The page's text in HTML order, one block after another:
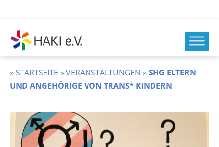
Inhalt
springen
HAKI
e.v.
»STARTSEITE »VERANSTALTUNGEN »SHG ELTERN
UND ANGEHÖRIGE VON TRANS* KINDERN